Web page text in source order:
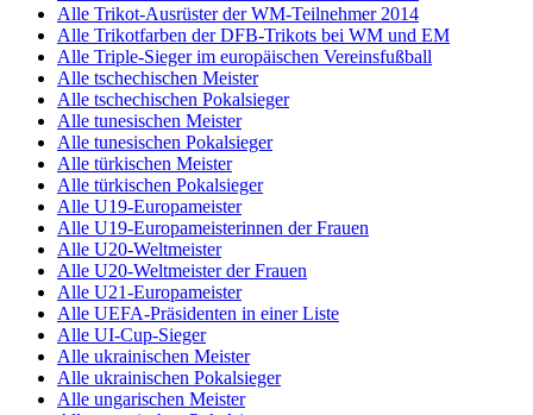
Alle Trikot-Ausrüster der WM-Teilnehmer 2014
Alle Trikotfarben der DFB-Trikots bei WM und EM
Alle Triple-Sieger im europäischen Vereinsfußball
Alle tschechischen Meister
Alle tschechischen Pokalsieger
Alle tunesischen Meister
Alle tunesischen Pokalsieger
Alle türkischen Meister
Alle türkischen Pokalsieger
Alle U19-Europameister
Alle U19-Europameisterinnen der Frauen
Alle U20-Weltmeister
Alle U20-Weltmeister der Frauen
Alle U21-Europameister
Alle UEFA-Präsidenten in einer Liste
Alle UI-Cup-Sieger
Alle ukrainischen Meister
Alle ukrainischen Pokalsieger
Alle ungarischen Meister